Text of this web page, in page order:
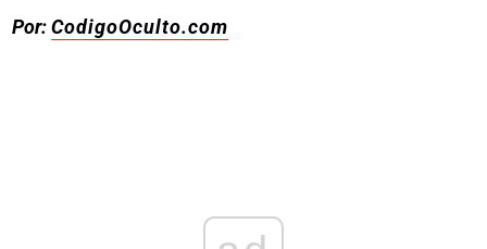
Por:CodigoOculto.com